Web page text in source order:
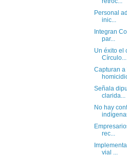
Personal
inic...
Integran
par...
Un éxito el
Círculo...
Capturan a
Señala
clarida...
No hay
rec...
vial ...